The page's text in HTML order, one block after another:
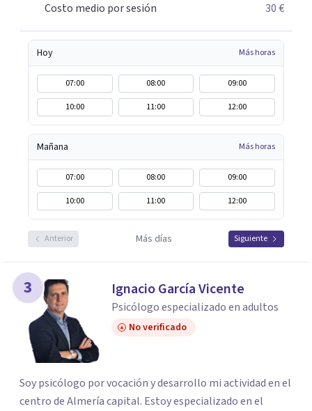
momento de dar el paso a una nueva etapa en tu vida.
Costo medio por sesión
30 €
Hoy Más horas
07:00 08:00
09:00
10:00
11:00 12:00
Mañana Más horas
07:00 08:00
09:00
10:00
11:00 12:00
Anterior Más días Siguiente
3 Ignacio García Vicente
Psicólogo especializado en adultos
No verificado
Soy psicólogo por vocación y desarrollo mi actividad en el
centro de Almería capital. Estoy especializado en el